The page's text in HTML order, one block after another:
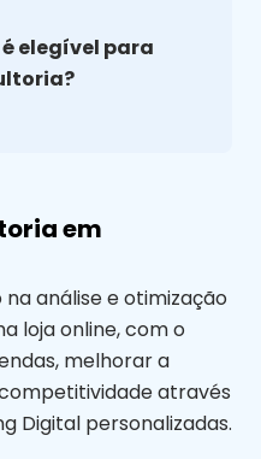
elegível para
em
análise e otimização
loja online, com o
melhorar a
através
Digital personalizadas.